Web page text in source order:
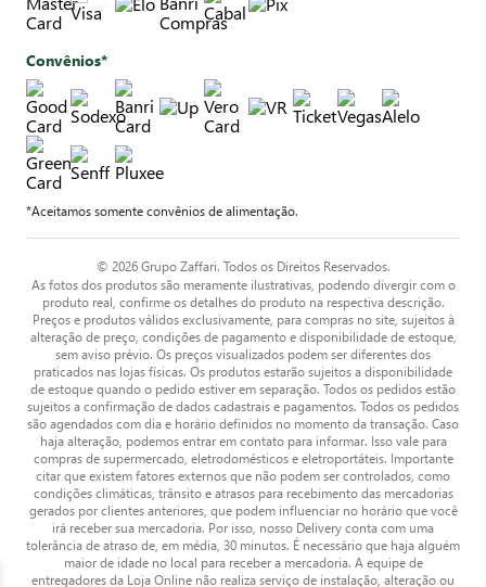
Convênios*
*Aceitamos somente convênios de alimentação.
© 2026 Grupo Zaffari. Todos os Direitos Reservados.
As fotos dos produtos são meramente ilustrativas, podendo divergir com o
produto real, confirme os detalhes do produto na respectiva descrição.
Preços e produtos válidos exclusivamente, para compras no site, sujeitos à
alteração de preço, condições de pagamento e disponibilidade de estoque,
sem aviso prévio. Os preços visualizados podem ser diferentes dos
praticados nas lojas físicas. Os produtos estarão sujeitos a disponibilidade
de estoque quando o pedido estiver em separação. Todos os pedidos estão
sujeitos a confirmação de dados cadastrais e pagamentos. Todos os pedidos
são agendados com dia e horário definidos no momento da transação. Caso
haja alteração, podemos entrar em contato para informar. Isso vale para
compras de supermercado, eletrodomésticos e eletroportáteis. Importante
citar que existem fatores externos que não podem ser controlados, como
condições climáticas, trânsito e atrasos para recebimento das mercadorias
gerados por clientes anteriores, que podem influenciar no horário que você
irá receber sua mercadoria. Por isso, nosso Delivery conta com uma
tolerância de atraso de, em média, 30 minutos. É necessário que haja alguém
maior de idade no local para receber a mercadoria. A equipe de
entregadores da Loja Online não realiza serviço de instalação, alteração ou